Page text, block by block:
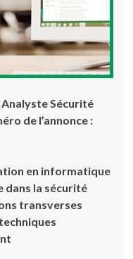
Sécurité
de l’annonce :
en informatique
dans la sécurité
transverses